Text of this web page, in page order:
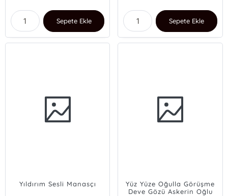
Sepete Ekle Sepete Ekle
Yıldırım Sesli Manasçı
Yüz Yüze Oğulla Görüşme
Deve Gözü Askerin Oğlu